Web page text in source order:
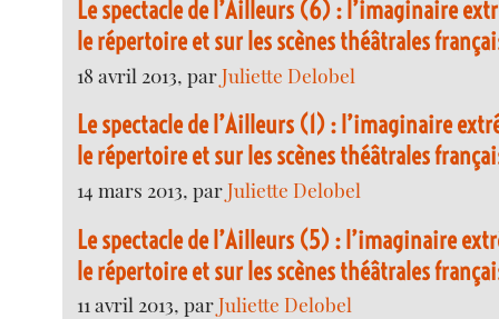
Le spectacle de l’Ailleurs (6) : l’imaginaire
le répertoire et sur les scènes théâtrales
18 avril 2013, parJuliette Delobel
Le spectacle de l’Ailleurs (1) : l’imaginaire
le répertoire et sur les scènes théâtrales
14 mars 2013, parJuliette Delobel
Le spectacle de l’Ailleurs (5) : l’imaginaire
le répertoire et sur les scènes théâtrales
11 avril 2013, parJuliette Delobel